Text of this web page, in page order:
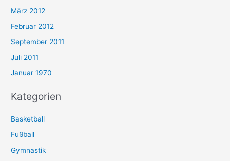
März 2012
Februar 2012
September 2011
Juli 2011
Januar 1970
Kategorien
Basketball
Fußball
Gymnastik